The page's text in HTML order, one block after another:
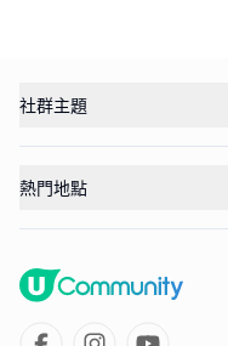
社群主題
熱門地點